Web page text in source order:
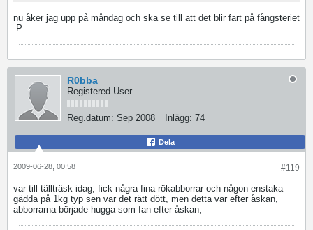
nu åker jag upp på måndag och ska se till att det blir fart på fångsteriet
:P
R0bba_
Registered User
Reg.datum: Sep 2008 Inlägg: 74
Dela
#119
2009-06-28, 00:58
var till tällträsk idag, fick några fina rökabborrar och någon enstaka
gädda på 1kg typ sen var det rätt dött, men detta var efter åskan,
abborrarna började hugga som fan efter åskan,